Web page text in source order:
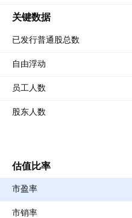
关键数据
已发行普通股总数
自由浮动
员工人数
股东人数
估值比率
市盈率
市销率